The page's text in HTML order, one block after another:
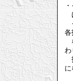
各
わ
に